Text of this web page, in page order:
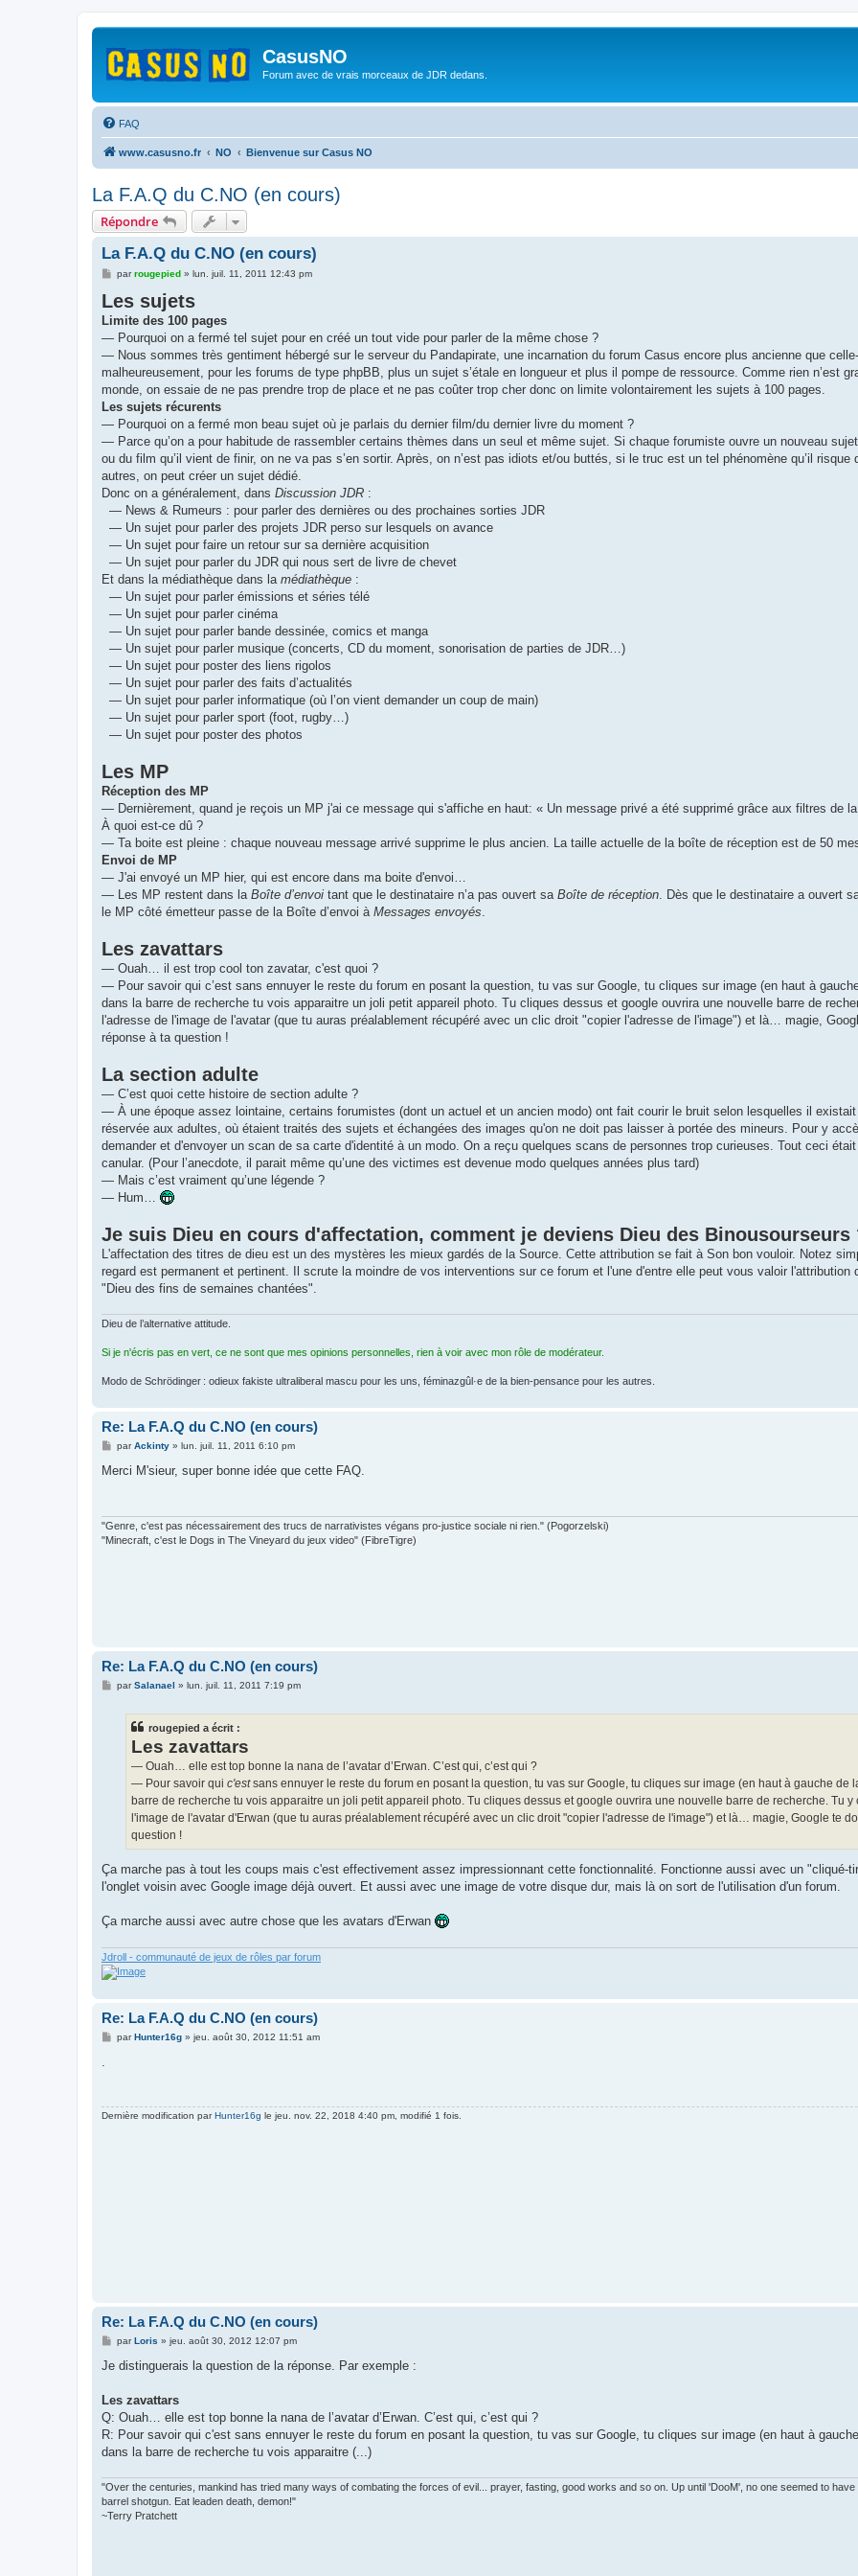
CasusNO
Forum avec de vrais morceaux de JDR dedans.
FAQ
www.casusno.fr NO Bienvenue sur Casus NO
La F.A.Q du C.NO (en cours)
Répondre
La F.A.Q du C.NO (en cours)
M
s
s
a
e
parrougepied» lun. juil. 11, 2011 12:43 pm
Les sujets
Limite des 100 pages
— Pourquoi on a fermé tel sujet pour en créé un tout vide pour parler de la même chose ?
— Nous sommes très gentiment hébergé sur le serveur du Pandapirate, une incarnation du forum Casus encore plus ancienne que
malheureusement, pour les forums de type phpBB, plus un sujet s’étale en longueur et plus il pompe de ressource. Comme rien n’est
monde, on essaie de ne pas prendre trop de place et ne pas coûter trop cher donc on limite volontairement les sujets à 100 pages.
Les sujets récurents
— Pourquoi on a fermé mon beau sujet où je parlais du dernier film/du dernier livre du moment ?
— Parce qu’on a pour habitude de rassembler certains thèmes dans un seul et même sujet. Si chaque forumiste ouvre un nouveau
ou du film qu’il vient de finir, on ne va pas s’en sortir. Après, on n’est pas idiots et/ou buttés, si le truc est un tel phénomène qu’il risque
autres, on peut créer un sujet dédié.
Donc on a généralement, dans Discussion JDR :
— News & Rumeurs : pour parler des dernières ou des prochaines sorties JDR
— Un sujet pour parler des projets JDR perso sur lesquels on avance
— Un sujet pour faire un retour sur sa dernière acquisition
— Un sujet pour parler du JDR qui nous sert de livre de chevet
Et dans la médiathèque dans la médiathèque :
— Un sujet pour parler émissions et séries télé
— Un sujet pour parler cinéma
— Un sujet pour parler bande dessinée, comics et manga
— Un sujet pour parler musique (concerts, CD du moment, sonorisation de parties de JDR…)
— Un sujet pour poster des liens rigolos
— Un sujet pour parler des faits d’actualités
— Un sujet pour parler informatique (où l’on vient demander un coup de main)
— Un sujet pour parler sport (foot, rugby…)
— Un sujet pour poster des photos
Les MP
Réception des MP
— Dernièrement, quand je reçois un MP j'ai ce message qui s'affiche en haut: « Un message privé a été supprimé grâce aux filtres de
À quoi est-ce dû ?
— Ta boite est pleine : chaque nouveau message arrivé supprime le plus ancien. La taille actuelle de la boîte de réception est de 50
Envoi de MP
— J'ai envoyé un MP hier, qui est encore dans ma boite d'envoi…
— Les MP restent dans la Boîte d’envoi tant que le destinataire n’a pas ouvert sa Boîte de réception . Dès que le destinataire a ouvert
le MP côté émetteur passe de la Boîte d’envoi à Messages envoyés
Les zavattars
— Ouah… il est trop cool ton zavatar, c'est quoi ?
— Pour savoir qui c’est sans ennuyer le reste du forum en posant la question, tu vas sur Google, tu cliques sur image (en haut à
dans la barre de recherche tu vois apparaitre un joli petit appareil photo. Tu cliques dessus et google ouvrira une nouvelle barre de
l'adresse de l'image de l'avatar (que tu auras préalablement récupéré avec un clic droit "copier l'adresse de l'image") et là… magie,
réponse à ta question !
La section adulte
— C’est quoi cette histoire de section adulte ?
— À une époque assez lointaine, certains forumistes (dont un actuel et un ancien modo) ont fait courir le bruit selon lesquelles il existait
réservée aux adultes, où étaient traités des sujets et échangées des images qu'on ne doit pas laisser à portée des mineurs. Pour y
demander et d'envoyer un scan de sa carte d'identité à un modo. On a reçu quelques scans de personnes trop curieuses. Tout ceci
canular. (Pour l’anecdote, il parait même qu’une des victimes est devenue modo quelques années plus tard)
— Mais c’est vraiment qu’une légende ?
— Hum…
Je suis Dieu en cours d'affectation, comment je deviens Dieu des Binousourseurs
L'affectation des titres de dieu est un des mystères les mieux gardés de la Source. Cette attribution se fait à Son bon vouloir. Notez
regard est permanent et pertinent. Il scrute la moindre de vos interventions sur ce forum et l'une d'entre elle peut vous valoir l'attribution
"Dieu des fins de semaines chantées".
Dieu de l’alternative attitude.
Si je n'écris pas en vert, ce ne sont que mes opinions personnelles, rien à voir avec mon rôle de modérateur.
Modo de Schrödinger : odieux fakiste ultraliberal mascu pour les uns, féminazgûl·e de la bien-pensance pour les autres.
Re: La F.A.Q du C.NO (en cours)
M
s
parAckinty» lun. juil. 11, 2011 6:10 pm
Merci M'sieur, super bonne idée que cette FAQ.
"Genre, c'est pas nécessairement des trucs de narrativistes végans pro-justice sociale ni rien." (Pogorzelski)
"Minecraft, c'est le Dogs in The Vineyard du jeux video" (FibreTigre)
Re: La F.A.Q du C.NO (en cours)
MparSalanael » lun. juil. 11, 2011 7:19 pm
rougepied a écrit :
Les zavattars
— Ouah… elle est top bonne la nana de l’avatar d’Erwan. C’est qui, c’est qui ?
— Pour savoir qui c'estsans ennuyer le reste du forum en posant la question, tu vas sur Google, tu cliques sur image (en haut à gauche de
barre de recherche tu vois apparaitre un joli petit appareil photo. Tu cliques dessus et google ouvrira une nouvelle barre de recherche. Tu y
l'image de l'avatar d'Erwan (que tu auras préalablement récupéré avec un clic droit "copier l'adresse de l'image") et là… magie, Google te
question !
Ça marche pas à tout les coups mais c'est effectivement assez impressionnant cette fonctionnalité. Fonctionne aussi avec un "cliqué-
l'onglet voisin avec Google image déjà ouvert. Et aussi avec une image de votre disque dur, mais là on sort de l'utilisation d'un forum.
Ça marche aussi avec autre chose que les avatars d'Erwan
Jdroll - communauté de jeux de rôles par forum
Re: La F.A.Q du C.NO (en cours)
M
e
parHunter16g» jeu. août 30, 2012 11:51 am
Dernière modification parHunter16g le jeu. nov. 22, 2018 4:40 pm, modifié 1 fois.
Re: La F.A.Q du C.NO (en cours)
M
s
g
parLoris » jeu. août 30, 2012 12:07 pm
Je distinguerais la question de la réponse. Par exemple :
Les zavattars
Q: Ouah… elle est top bonne la nana de l’avatar d’Erwan. C’est qui, c’est qui ?
R: Pour savoir qui c'est sans ennuyer le reste du forum en posant la question, tu vas sur Google, tu cliques sur image (en haut à
dans la barre de recherche tu vois apparaitre (...)
"Over the centuries, mankind has tried many ways of combating the forces of evil... prayer, fasting, good works and so on. Up until 'DooM', no one seemed to
barrel shotgun. Eat leaden death, demon!"
~Terry Pratchett